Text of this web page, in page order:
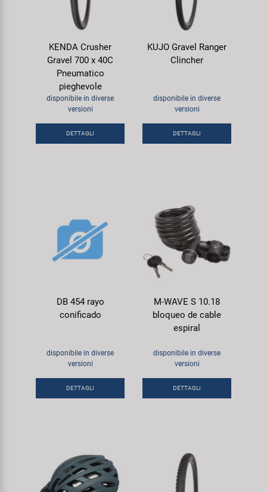
KENDA Crusher
Gravel 700 x 40C
Pneumatico
pieghevole
disponibile in diverse
versioni
DETTAGLI
KUJO Gravel Ranger
Clincher
disponibile in diverse
versioni
DETTAGLI
DB 454 rayo
conificado
disponibile in diverse
versioni
DETTAGLI
M-WAVE S 10.18
bloqueo de cable
espiral
disponibile in diverse
versioni
DETTAGLI